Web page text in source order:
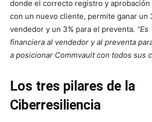
donde el correcto registro y
con un nuevo cliente, permite ganar un
vendedor y un 3% para el preventa.
financiera al vendedor y al preventa
a posicionar Commvault con todos sus
Los tres pilares de la
Ciberresiliencia